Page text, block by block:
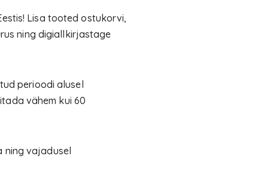
Lisa tooted ostukorvi,
ning digiallkirjastage
perioodi alusel
vähem kui 60
ning vajadusel